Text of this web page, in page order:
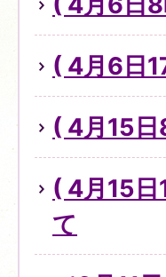
( 4月6日
( 4月15
( 4月15
て